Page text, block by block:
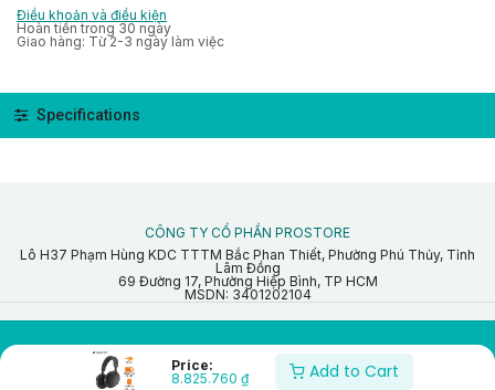
Price:
8.825.760 ₫ Add to Cart
Điều khoản và điều kiện
Hoàn tiền trong 30 ngày
Giao hàng: Từ 2-3 ngày làm việc
Specifications
CÔNG TY CỔ PHẦN PROSTORE
Lô H37 Phạm Hùng KDC TTTM Bắc Phan Thiết, Phường Phú Thủy, Tỉnh
Lâm Đồng
69 Đường 17, Phường Hiệp Bình, TP HCM
MSDN: 3401202104
Copyright © ProStore